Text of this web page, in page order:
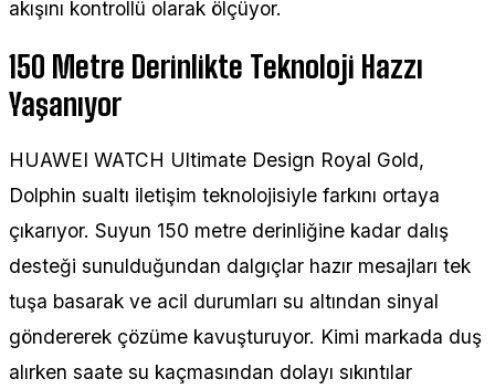
akışını kontrollü olarak ölçüyor.
150 Metre Derinlikte Teknoloji Hazzı
Yaşanıyor
HUAWEI WATCH Ultimate Design Royal Gold,
Dolphin sualtı iletişim teknolojisiyle farkını ortaya
çıkarıyor. Suyun 150 metre derinliğine kadar dalış
desteği sunulduğundan dalgıçlar hazır mesajları tek
tuşa basarak ve acil durumları su altından sinyal
göndererek çözüme kavuşturuyor. Kimi markada duş
alırken saate su kaçmasından dolayı sıkıntılar